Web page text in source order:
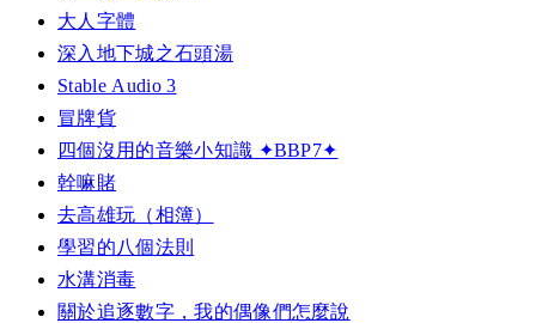
大人字體
深入地下城之石頭湯
Stable Audio 3
冒牌貨
四個沒用的音樂小知識 ✦BBP7✦
幹嘛賭
去高雄玩（相簿）
學習的八個法則
水溝消毒
關於追逐數字，我的偶像們怎麼說